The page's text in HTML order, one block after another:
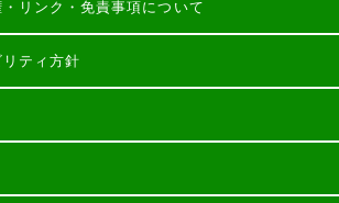
リンク・免責事項について
ティ方針